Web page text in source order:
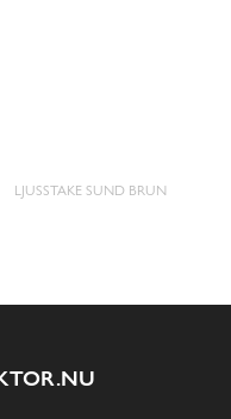
LJUSSTAKE SUND BRUN